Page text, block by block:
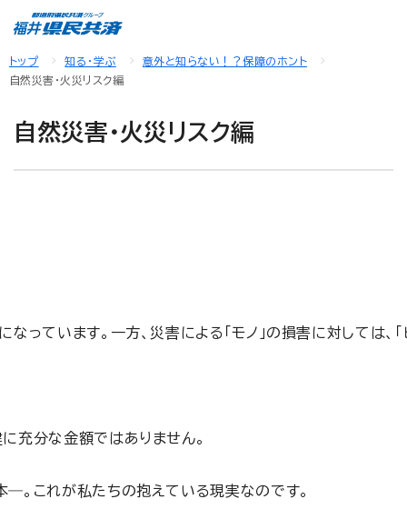
トップ 知る・学ぶ
意外と知らない！？保障のホント
自然災害・火災リスク編
自然災害・火災リスク編
ています。一方、災害による「モノ」の損害に対しては、
充分な金額ではありません。
。これが私たちの抱えている現実なのです。